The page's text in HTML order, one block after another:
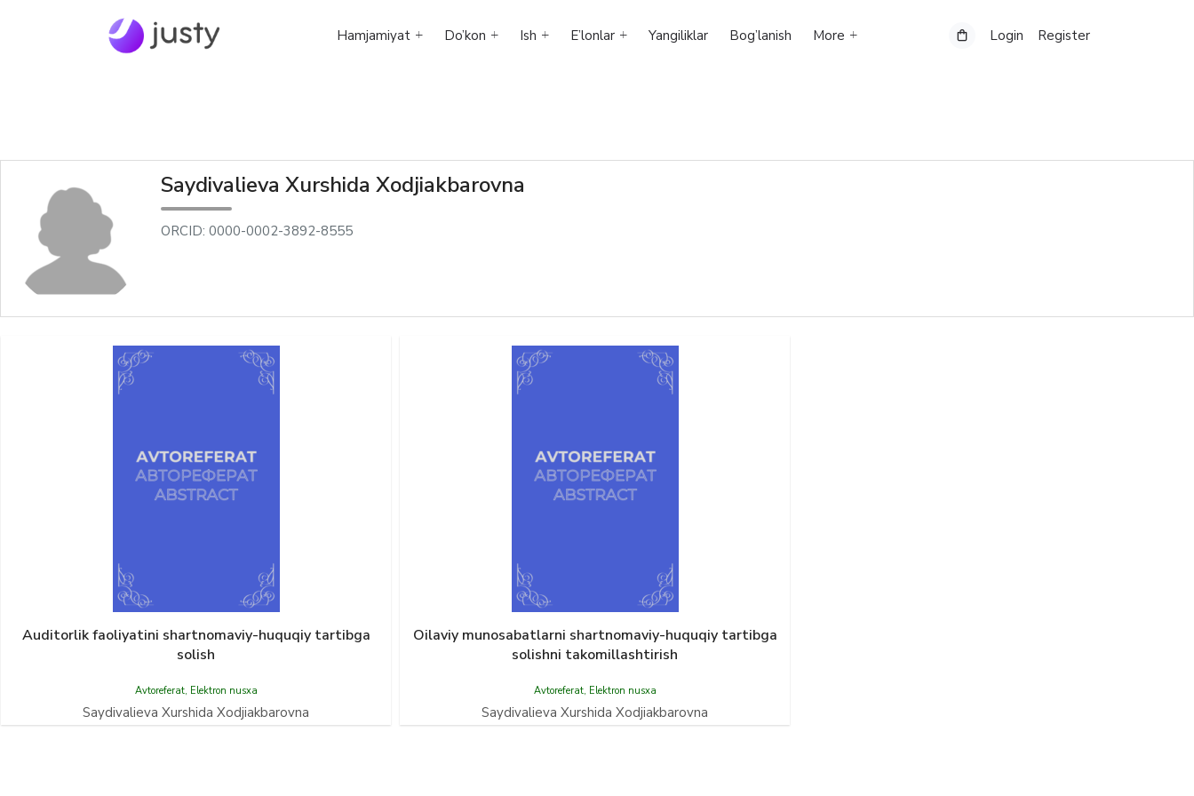
Hamjamiyat Do’kon Ish E’lonlar Yangiliklar Bog’lanish More Login Register
Saydivalieva Xurshida Xodjiakbarovna
ORCID: 0000-0002-3892-8555
Auditorlik faoliyatini shartnomaviy-huquqiy tartibga
solish
Avtoreferat, Elektron nusxa
Saydivalieva Xurshida Xodjiakbarovna
Oilaviy munosabatlarni shartnomaviy-huquqiy tartibga
solishni takomillashtirish
Avtoreferat, Elektron nusxa
Saydivalieva Xurshida Xodjiakbarovna